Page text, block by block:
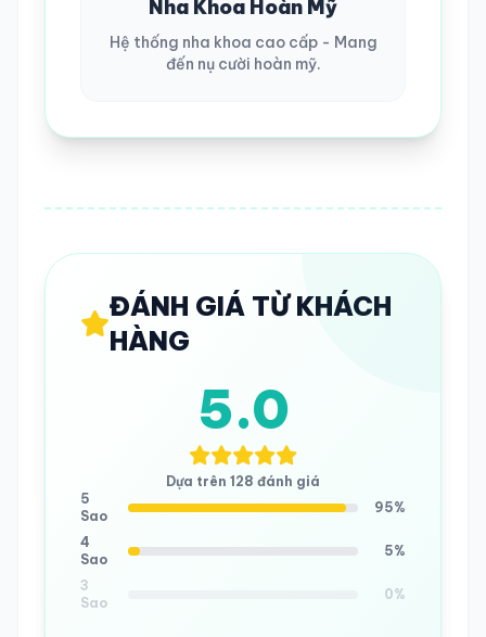
Nha Khoa Hoàn Mỹ
Hệ thống nha khoa cao cấp - Mang
đến nụ cười hoàn mỹ.
ĐÁNH GIÁ TỪ KHÁCH
HÀNG
5.0
Dựa trên 128 đánh giá
5
Sao
95%
4
Sao
5%
3
Sao
0%